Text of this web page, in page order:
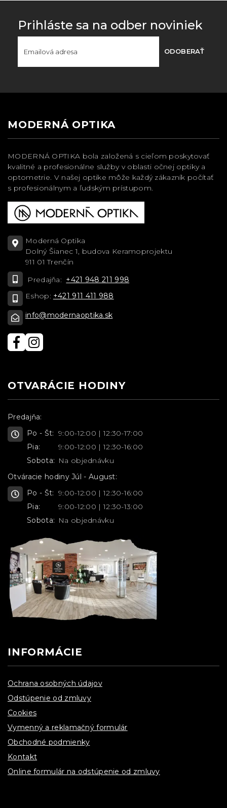
Prihláste sa na odber noviniek
ODOBERAŤ
MODERNÁ OPTIKA
MODERNÁ OPTIKA bola založená s cieľom poskytovať
kvalitné a profesionálne služby v oblasti očnej optiky a
optometrie. V našej optike môže každý zákazník počítať
s profesionálnym a ľudským prístupom.
Moderná Optika
Dolný Šianec 1, budova Keramoprojektu
911 01 Trenčín
Predajňa: +421 948 211 998
Eshop: +421 911 411 988
info@modernaoptika.sk
OTVARÁCIE HODINY
Predajňa:
Po - Št: 9:00-12:00 | 12:30-17:00
Pia:
9:00-12:00 | 12:30-16:00
Sobota: Na objednávku
Otváracie hodiny Júl - August:
Po - Št: 9:00-12:00 | 12:30-16:00
Pia:
9:00-12:00 | 12:30-13:00
Sobota: Na objednávku
INFORMÁCIE
Ochrana osobných údajov
Odstúpenie od zmluvy
Cookies
Vymenný a reklamačný formulár
Obchodné podmienky
Kontakt
Online formulár na odstúpenie od zmluvy